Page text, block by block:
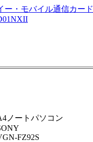
ー・モバイル通信カード
ノートパソコン
FZ92S